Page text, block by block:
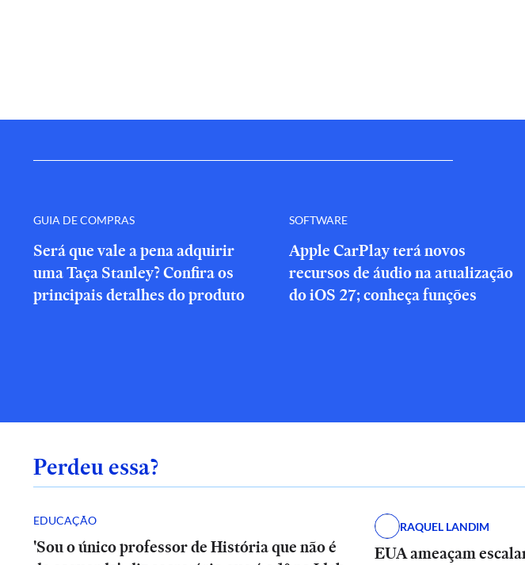
GUIA DE COMPRAS
Será que vale a pena adquirir
uma Taça Stanley? Confira os
principais detalhes do produto
SOFTWARE
Apple CarPlay terá novos
recursos de áudio na atualização
do iOS 27; conheça funções
Perdeu essa?
EDUCAÇÃO
'Sou o único professor de História que não é
RAQUEL LANDIM
EUA ameaçam